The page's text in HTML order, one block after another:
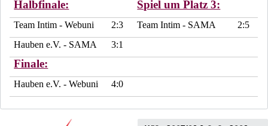
Halbfinale: Spiel um Platz 3:
Team Intim - Webuni 2:3 Team Intim - SAMA
2:5
Hauben e.V. - SAMA
3:1
Finale:
Hauben e.V. - Webuni 4:0